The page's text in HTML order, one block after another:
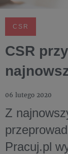
CSR
CSR
06 lutego 2020
Z
Pracuj.pl